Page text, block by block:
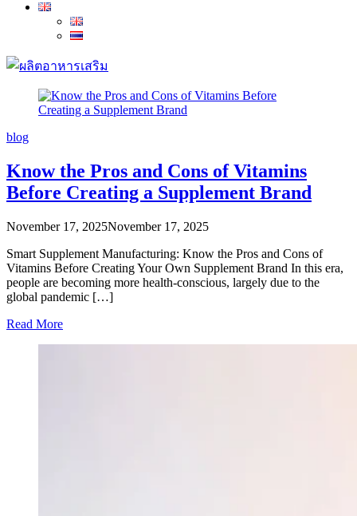
blog
Know the Pros and Cons of Vitamins
Before Creating a Supplement Brand
November 17, 2025November 17, 2025
Smart Supplement Manufacturing: Know the Pros and Cons of
Vitamins Before Creating Your Own Supplement Brand In this era,
people are becoming more health-conscious, largely due to the
global pandemic […]
Read More